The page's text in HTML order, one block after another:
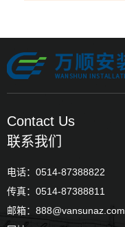
Contact Us
联系我们
电话：0514-87388822
传真：0514-87388811
邮箱：888@vansunaz.com